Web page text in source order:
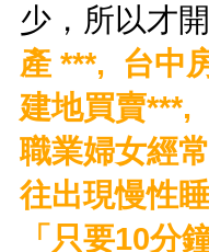
少，所以才
產 ***, 台中
建地買賣***,
職業婦女經
往出現慢性
「只要10分